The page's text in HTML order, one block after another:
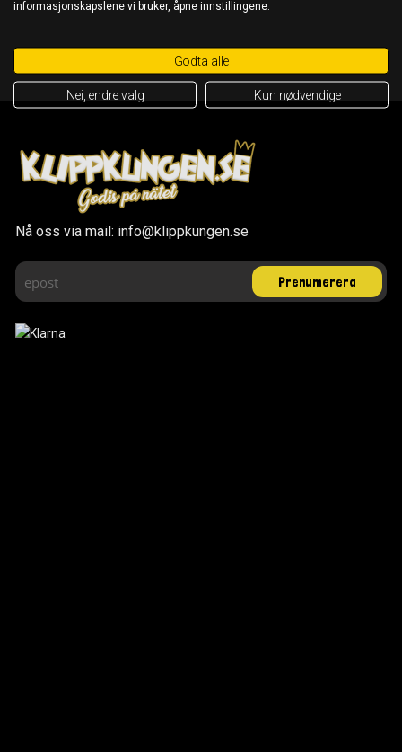
Nå oss via mail: info@klippkungen.se
informasjonskapslene vi bruker, åpne innstillingene.
Godta alle
Nei, endre valg Kun nødvendige